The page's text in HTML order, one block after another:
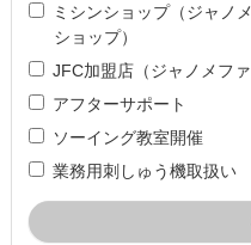
ミシンショップ（ジャノ
ショップ）
JFC加盟店（ジャノメフ
アフターサポート
ソーイング教室開催
業務用刺しゅう機取扱い